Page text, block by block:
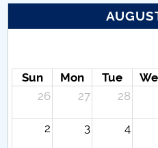
Sun Mon Tue
26
27 28
2 3 4